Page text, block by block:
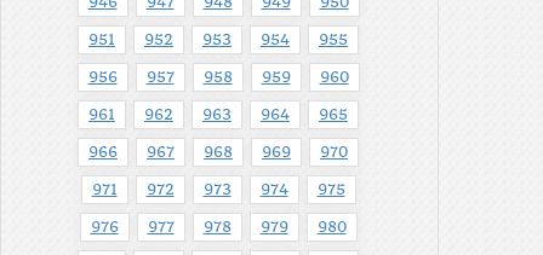
951 952 953 954 955
956 957 958 959 960
961 962 963 964 965
966 967 968 969 970
971 972 973 974 975
976 977 978 979 980